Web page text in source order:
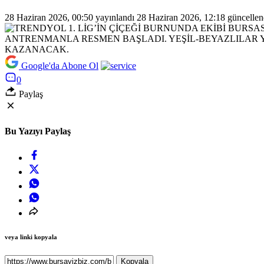
28 Haziran 2026, 00:50 yayınlandı 28 Haziran 2026, 12:18
Google'da Abone Ol
0
Paylaş
Bu Yazıyı Paylaş
veya linki kopyala
Kopyala